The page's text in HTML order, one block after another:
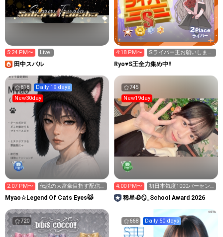
5:24 PM〜 Live!
田中スバル
2Place
ライバー
4:18 PM〜
Sライバー王お願いします
🙏19時くらいまで
Ryo♥️S王全力集め中‼️
818
Daily 19 days
New30day
2:07 PM〜
伝説の大富豪目指す配信
２日目
Myao☆Legend Of Cats Eyes🐱
745
New19day
4:00 PM〜
初日本気度1000パーセン
ト❤️‍🔥❤️‍🔥
稀星🥀🪞_School Award 2026
720 668 Daily 50 days